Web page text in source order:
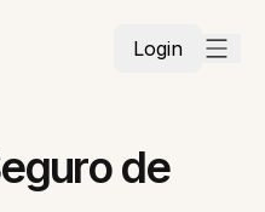
Login
de